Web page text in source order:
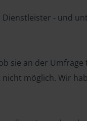
- und
sie an der
möglich. Wir